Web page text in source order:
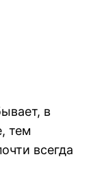
в
тем
всегда